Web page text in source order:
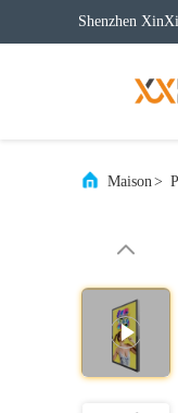
Shenzhen
Maison>